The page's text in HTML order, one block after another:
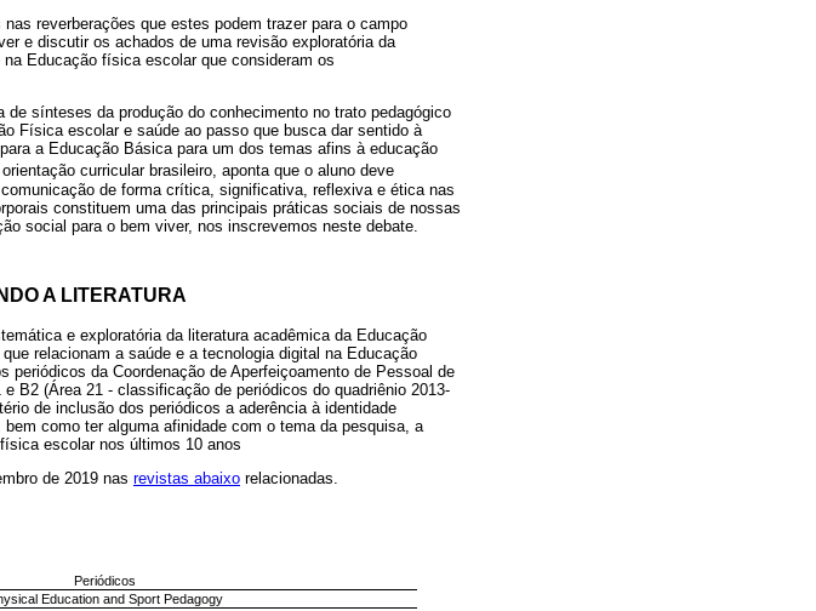
reverberações que estes podem trazer para o campo
e discutir os achados de uma revisão exploratória da
Educação física escolar que consideram os
sínteses da produção do conhecimento no trato pedagógico
Física escolar e saúde ao passo que busca dar sentido à
a Educação Básica para um dos temas afins à educação
curricular brasileiro, aponta que o aluno deve
de forma crítica, significativa, reflexiva e ética nas
constituem uma das principais práticas sociais de nossas
social para o bem viver, nos inscrevemos neste debate.
A LITERATURA
e exploratória da literatura acadêmica da Educação
relacionam a saúde e a tecnologia digital na Educação
da Coordenação de Aperfeiçoamento de Pessoal de
B2 (Área 21 - classificação de periódicos do quadriênio 2013-
de inclusão dos periódicos a aderência à identidade
como ter alguma afinidade com o tema da pesquisa, a
escolar nos últimos 10 anos
de 2019 nas revistas abaixo relacionadas.
Periódicos
Education and Sport Pedagogy